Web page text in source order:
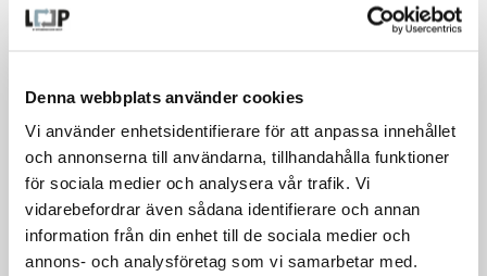
Denna webbplats använder cookies
Vi använder enhetsidentifierare för att anpassa innehållet
och annonserna till användarna, tillhandahålla funktioner
för sociala medier och analysera vår trafik. Vi
vidarebefordrar även sådana identifierare och annan
information från din enhet till de sociala medier och
annons- och analysföretag som vi samarbetar med.
Dimensioner: 55×80×70 mm
398,00 kr